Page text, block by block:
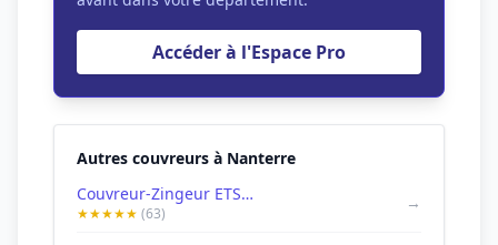
Accéder à l'Espace Pro
Autres couvreurs à Nanterre
Couvreur-Zingeur ETS ARNT MICKAEL
★★★★★ (63)
→